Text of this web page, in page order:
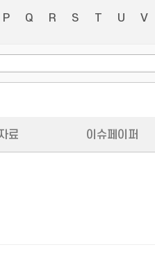
P Q R S T U V
료 이슈페이퍼